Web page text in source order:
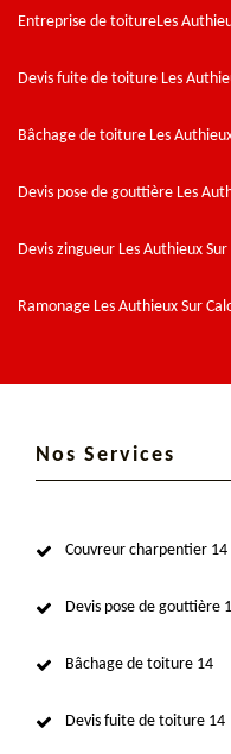
Entreprise de toitureLes
Devis fuite de toiture Les
Bâchage de toiture Les
Devis pose de gouttière Les
Devis zingueur Les Authieux Sur
Ramonage Les Authieux Sur
Nos Services
Couvreur charpentier 14
Devis pose de gouttière
Bâchage de toiture 14
Devis fuite de toiture 14